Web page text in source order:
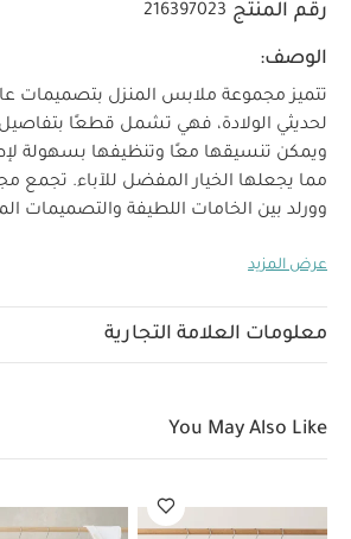
رقم المنتج 216397023
الوصف:
تتميز مجموعة ملابس المنزل بتصميمات
لحديثي الولادة، فهي تشمل قطعًا
ويمكن تنسيقها معًا وتنظيفها بسهولة
مما يجعلها الخيار المفضل للآباء. تجمع
وورلد بين الخامات اللطيفة والتصميمات
وفاخرة إلى إطلالة طفلك، فهو مصنوع من
الارتداء والتغيير.خصائص المنتج:
غسل على درجة حرارة 40 درجة مئوية
المبيضات
تجفيف على درجة حرارة
عرض المزيد
معلومات العلامة التجارية
You May Also Like